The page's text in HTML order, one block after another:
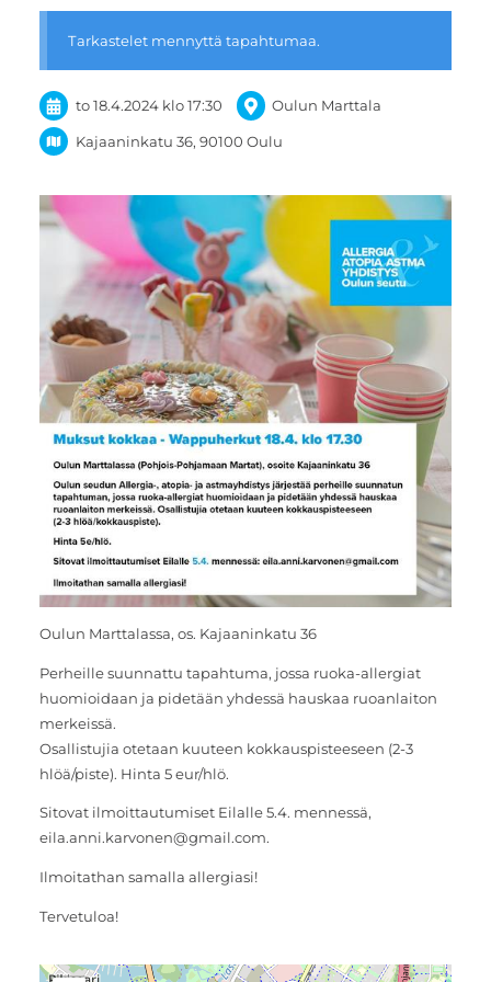
Tarkastelet mennyttä tapahtumaa.
to 18.4.2024 klo 17:30 Oulun Marttala
Kajaaninkatu 36, 90100 Oulu
Oulun Marttalassa, os. Kajaaninkatu 36
Perheille suunnattu tapahtuma, jossa ruoka-allergiat
huomioidaan ja pidetään yhdessä hauskaa ruoanlaiton
merkeissä.
Osallistujia otetaan kuuteen kokkauspisteeseen (2-3
hlöä/piste). Hinta 5 eur/hlö.
Sitovat ilmoittautumiset Eilalle 5.4. mennessä,
eila.anni.karvonen@gmail.com.
Ilmoitathan samalla allergiasi!
Tervetuloa!